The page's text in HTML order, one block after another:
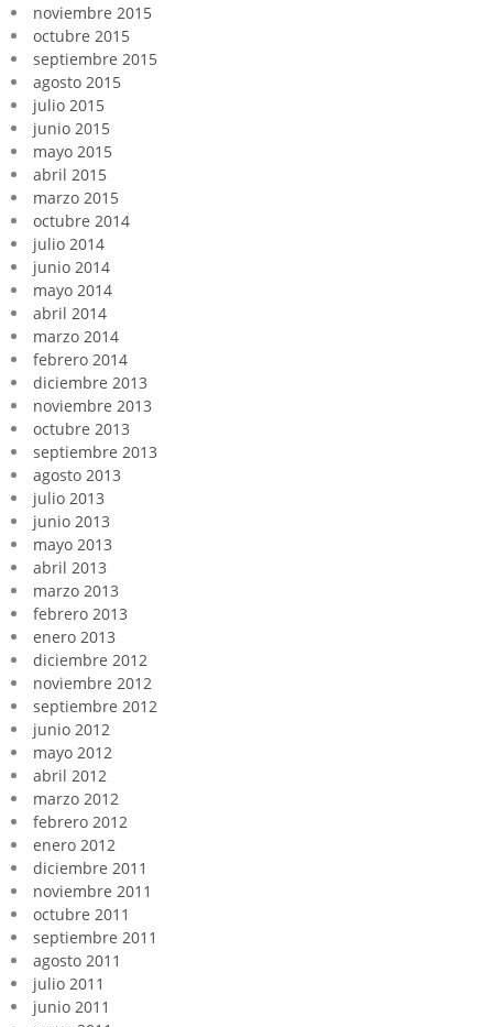
noviembre 2015
octubre 2015
septiembre 2015
agosto 2015
julio 2015
junio 2015
mayo 2015
abril 2015
marzo 2015
octubre 2014
julio 2014
junio 2014
mayo 2014
abril 2014
marzo 2014
febrero 2014
diciembre 2013
noviembre 2013
octubre 2013
septiembre 2013
agosto 2013
julio 2013
junio 2013
mayo 2013
abril 2013
marzo 2013
febrero 2013
enero 2013
diciembre 2012
noviembre 2012
septiembre 2012
junio 2012
mayo 2012
abril 2012
marzo 2012
febrero 2012
enero 2012
diciembre 2011
noviembre 2011
octubre 2011
septiembre 2011
agosto 2011
julio 2011
junio 2011